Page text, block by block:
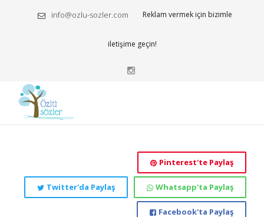
info@ozlu-sozler.com Reklam vermek için bizimle
iletişime geçin!
Pinterest'te Paylaş
Whatsapp'ta Paylaş
Twitter'da Paylaş
Facebook'ta Paylaş